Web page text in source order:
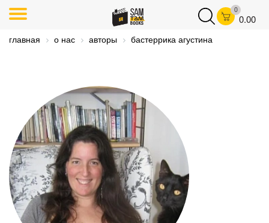
0
0.00
главная о нас авторы бастеррика агустина